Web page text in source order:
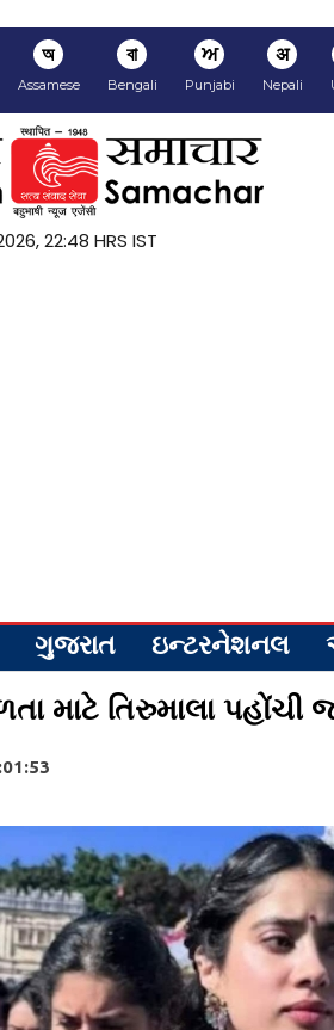
অ
Assamese
বা
Bengali
ਅ
Punjabi
अ
Nepali
22:48 HRS IST
ગુજરાત ઇન્ટરનેશનલ
માટે તિરુમાલા પહોંચી